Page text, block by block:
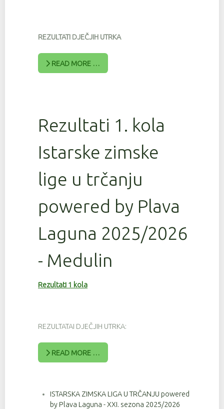
REZULTATI DJEČJIH UTRKA
READ MORE …
Rezultati 1. kola
Istarske zimske
lige u trčanju
powered by Plava
Laguna 2025/2026
- Medulin
Rezultati 1 kola
REZULTATAI DJEČJIH UTRKA:
READ MORE …
ISTARSKA ZIMSKA LIGA U TRČANJU powered
by Plava Laguna - XXI. sezona 2025/2026